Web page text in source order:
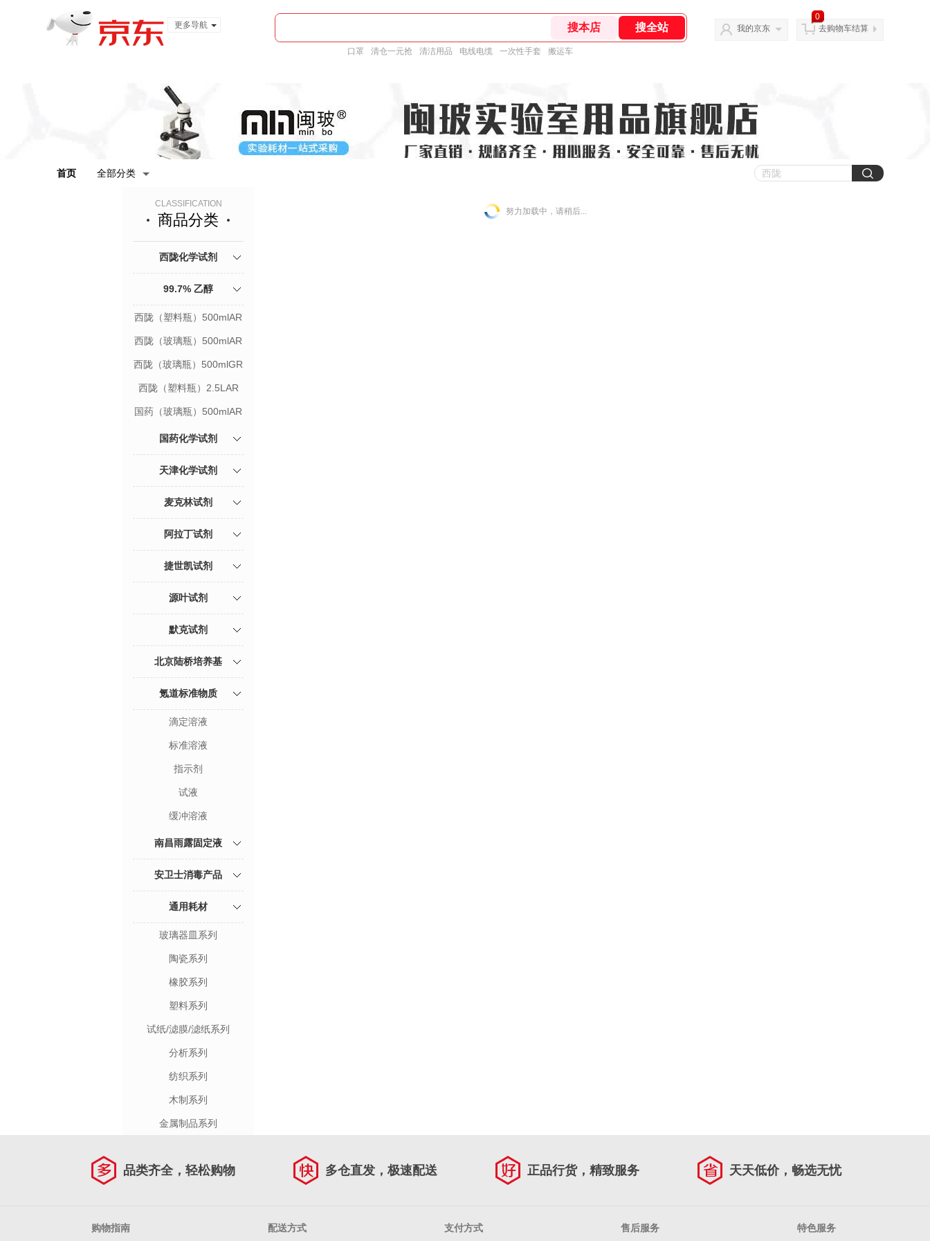
更多导航
口罩 清仓一元抢 清洁用品 电线电缆 一次性手套 搬运车
我的京东
0
去购物车结算
首页 全部分类
CLASSIFICATION
商品分类
西陇化学试剂
99.7% 乙醇
西陇（塑料瓶）500mlAR
西陇（玻璃瓶）500mlAR
西陇（玻璃瓶）500mlGR
西陇（塑料瓶）2.5LAR
国药（玻璃瓶）500mlAR
国药化学试剂
天津化学试剂
麦克林试剂
阿拉丁试剂
捷世凯试剂
源叶试剂
默克试剂
北京陆桥培养基
氪道标准物质
滴定溶液
标准溶液
指示剂
试液
缓冲溶液
南昌雨露固定液
安卫士消毒产品
通用耗材
玻璃器皿系列
陶瓷系列
橡胶系列
塑料系列
试纸/滤膜/滤纸系列
分析系列
纺织系列
木制系列
金属制品系列
努力加载中，请稍后...
品类齐全，轻松购物 多仓直发，极速配送 正品行货，精致服务 天天低价，畅选无忧
购物指南 配送方式 支付方式 售后服务 特色服务